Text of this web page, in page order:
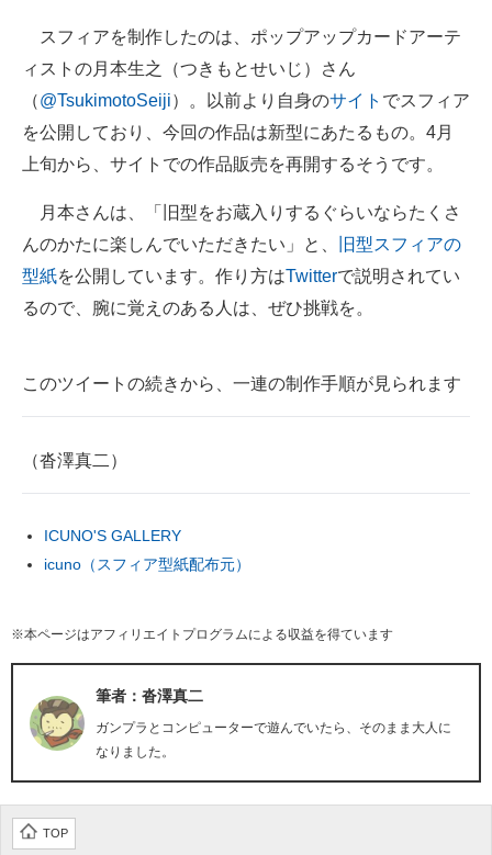
スフィアを制作したのは、ポップアップカードアーテ
ィストの月本生之（つきもとせいじ）さん
（@TsukimotoSeiji）。以前より自身のサイト でスフィア
を公開しており、今回の作品は新型にあたるもの。4月
上旬から、サイトでの作品販売を再開するそうです。
月本さんは、「旧型をお蔵入りするぐらいならたくさ
んのかたに楽しんでいただきたい」と、
旧型スフィアの
型紙を公開しています。作り方はTwitterで説明されてい
るので、腕に覚えのある人は、ぜひ挑戦を。
このツイートの続きから、一連の制作手順が見られます
（沓澤真二）
ICUNO'S GALLERY
icuno（スフィア型紙配布元）
※本ページはアフィリエイトプログラムによる収益を得ています
筆者：沓澤真二
ガンプラとコンピューターで遊んでいたら、そのまま大人に
なりました。
TOP